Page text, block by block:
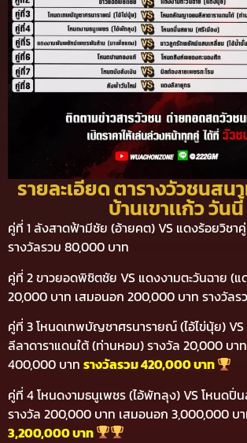
รายละเอียด ตารางวัวชนสน
บ้านเขาเเก้ว วันนี้
คู่ที่ 1 ลังสาดฟ้ามีชัย (อ้ายคต) VS แดงร้อยวิชา
รางวัลรวม 80,000 บาท
คู่ที่ 2 ขาวยอดพิชิตชัย VS แดงงามตะวันฉาย (แ
20,000 บาท เสมอนอก 200,000 บาท รางวัลร
คู่ที่ 3 โหนดเทพบัญชาศรนารายณ์ (ไอ้ไข่นุ้ย)
ลีลาดาราแดนใต้ (ท่านหอม) รางวัล 20,000 บา
400,000 บาท รางวัลรวม 420,000 บาท
คู่ที่ 4 โหนดงามธนูเพชร (ไอ้พัทลุง) VS โหนดปิ่
รางวัล 200,000 บาท เสมอนอก 3,000,000 บ
3,200,000 บาท